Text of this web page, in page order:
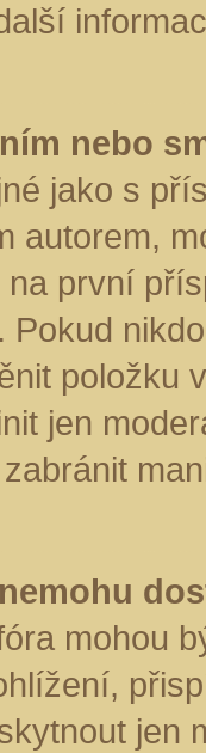
nebo
jako s
autorem,
na první
Pokud
položku
jen
mohou
jen